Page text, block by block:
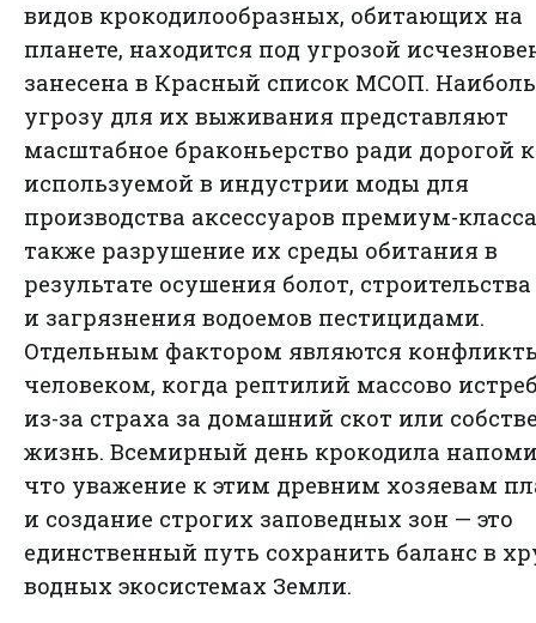
видов крокодилообразных, обитающих на
планете, находится под угрозой
занесена в Красный список МСОП.
угрозу для их выживания представляют
масштабное браконьерство ради дорогой
используемой в индустрии моды для
производства аксессуаров премиум-
также разрушение их среды обитания в
результате осушения болот,
и загрязнения водоемов пестицидами.
Отдельным фактором являются
человеком, когда рептилий массово
из-за страха за домашний скот или
жизнь. Всемирный день крокодила
что уважение к этим древним хозяевам
и создание строгих заповедных зон — это
единственный путь сохранить баланс в
водных экосистемах Земли.